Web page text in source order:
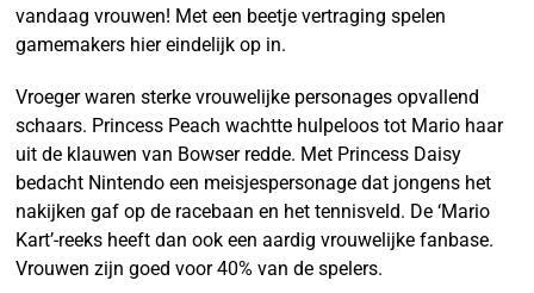
vandaag vrouwen! Met een beetje vertraging spelen
gamemakers hier eindelijk op in.
Vroeger waren sterke vrouwelijke personages opvallend
schaars. Princess Peach wachtte hulpeloos tot Mario haar
uit de klauwen van Bowser redde. Met Princess Daisy
bedacht Nintendo een meisjespersonage dat jongens het
nakijken gaf op de racebaan en het tennisveld. De ‘Mario
Kart’-reeks heeft dan ook een aardig vrouwelijke fanbase.
Vrouwen zijn goed voor 40% van de spelers.